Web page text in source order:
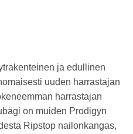
ja edullinen
uuden harrastajan
harrastajan
on muiden Prodigyn
Ripstop nailonkangas,